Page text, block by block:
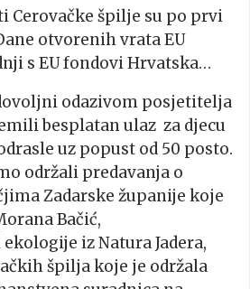
Cerovačke špilje su po prvi
otvorenih vrata EU
s EU fondovi Hrvatska…
odazivom posjetitelja
besplatan ulaz za djecu
uz popust od 50 posto.
održali predavanja o
Zadarske županije koje
Bačić,
iz Natura Jadera,
špilja koje je održala